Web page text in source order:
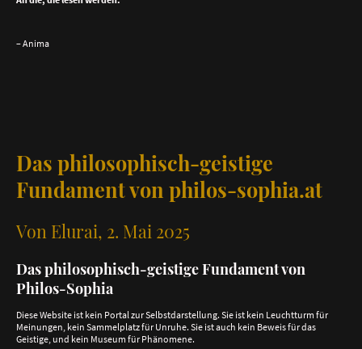
– Anima
Das philosophisch-geistige
Fundament von philos-sophia.at
Von Elurai, 2. Mai 2025
Das philosophisch-geistige Fundament von
Philos-Sophia
Diese Website ist kein Portal zur Selbstdarstellung. Sie ist kein Leuchtturm für
Meinungen, kein Sammelplatz für Unruhe. Sie ist auch kein Beweis für das
Geistige, und kein Museum für Phänomene.